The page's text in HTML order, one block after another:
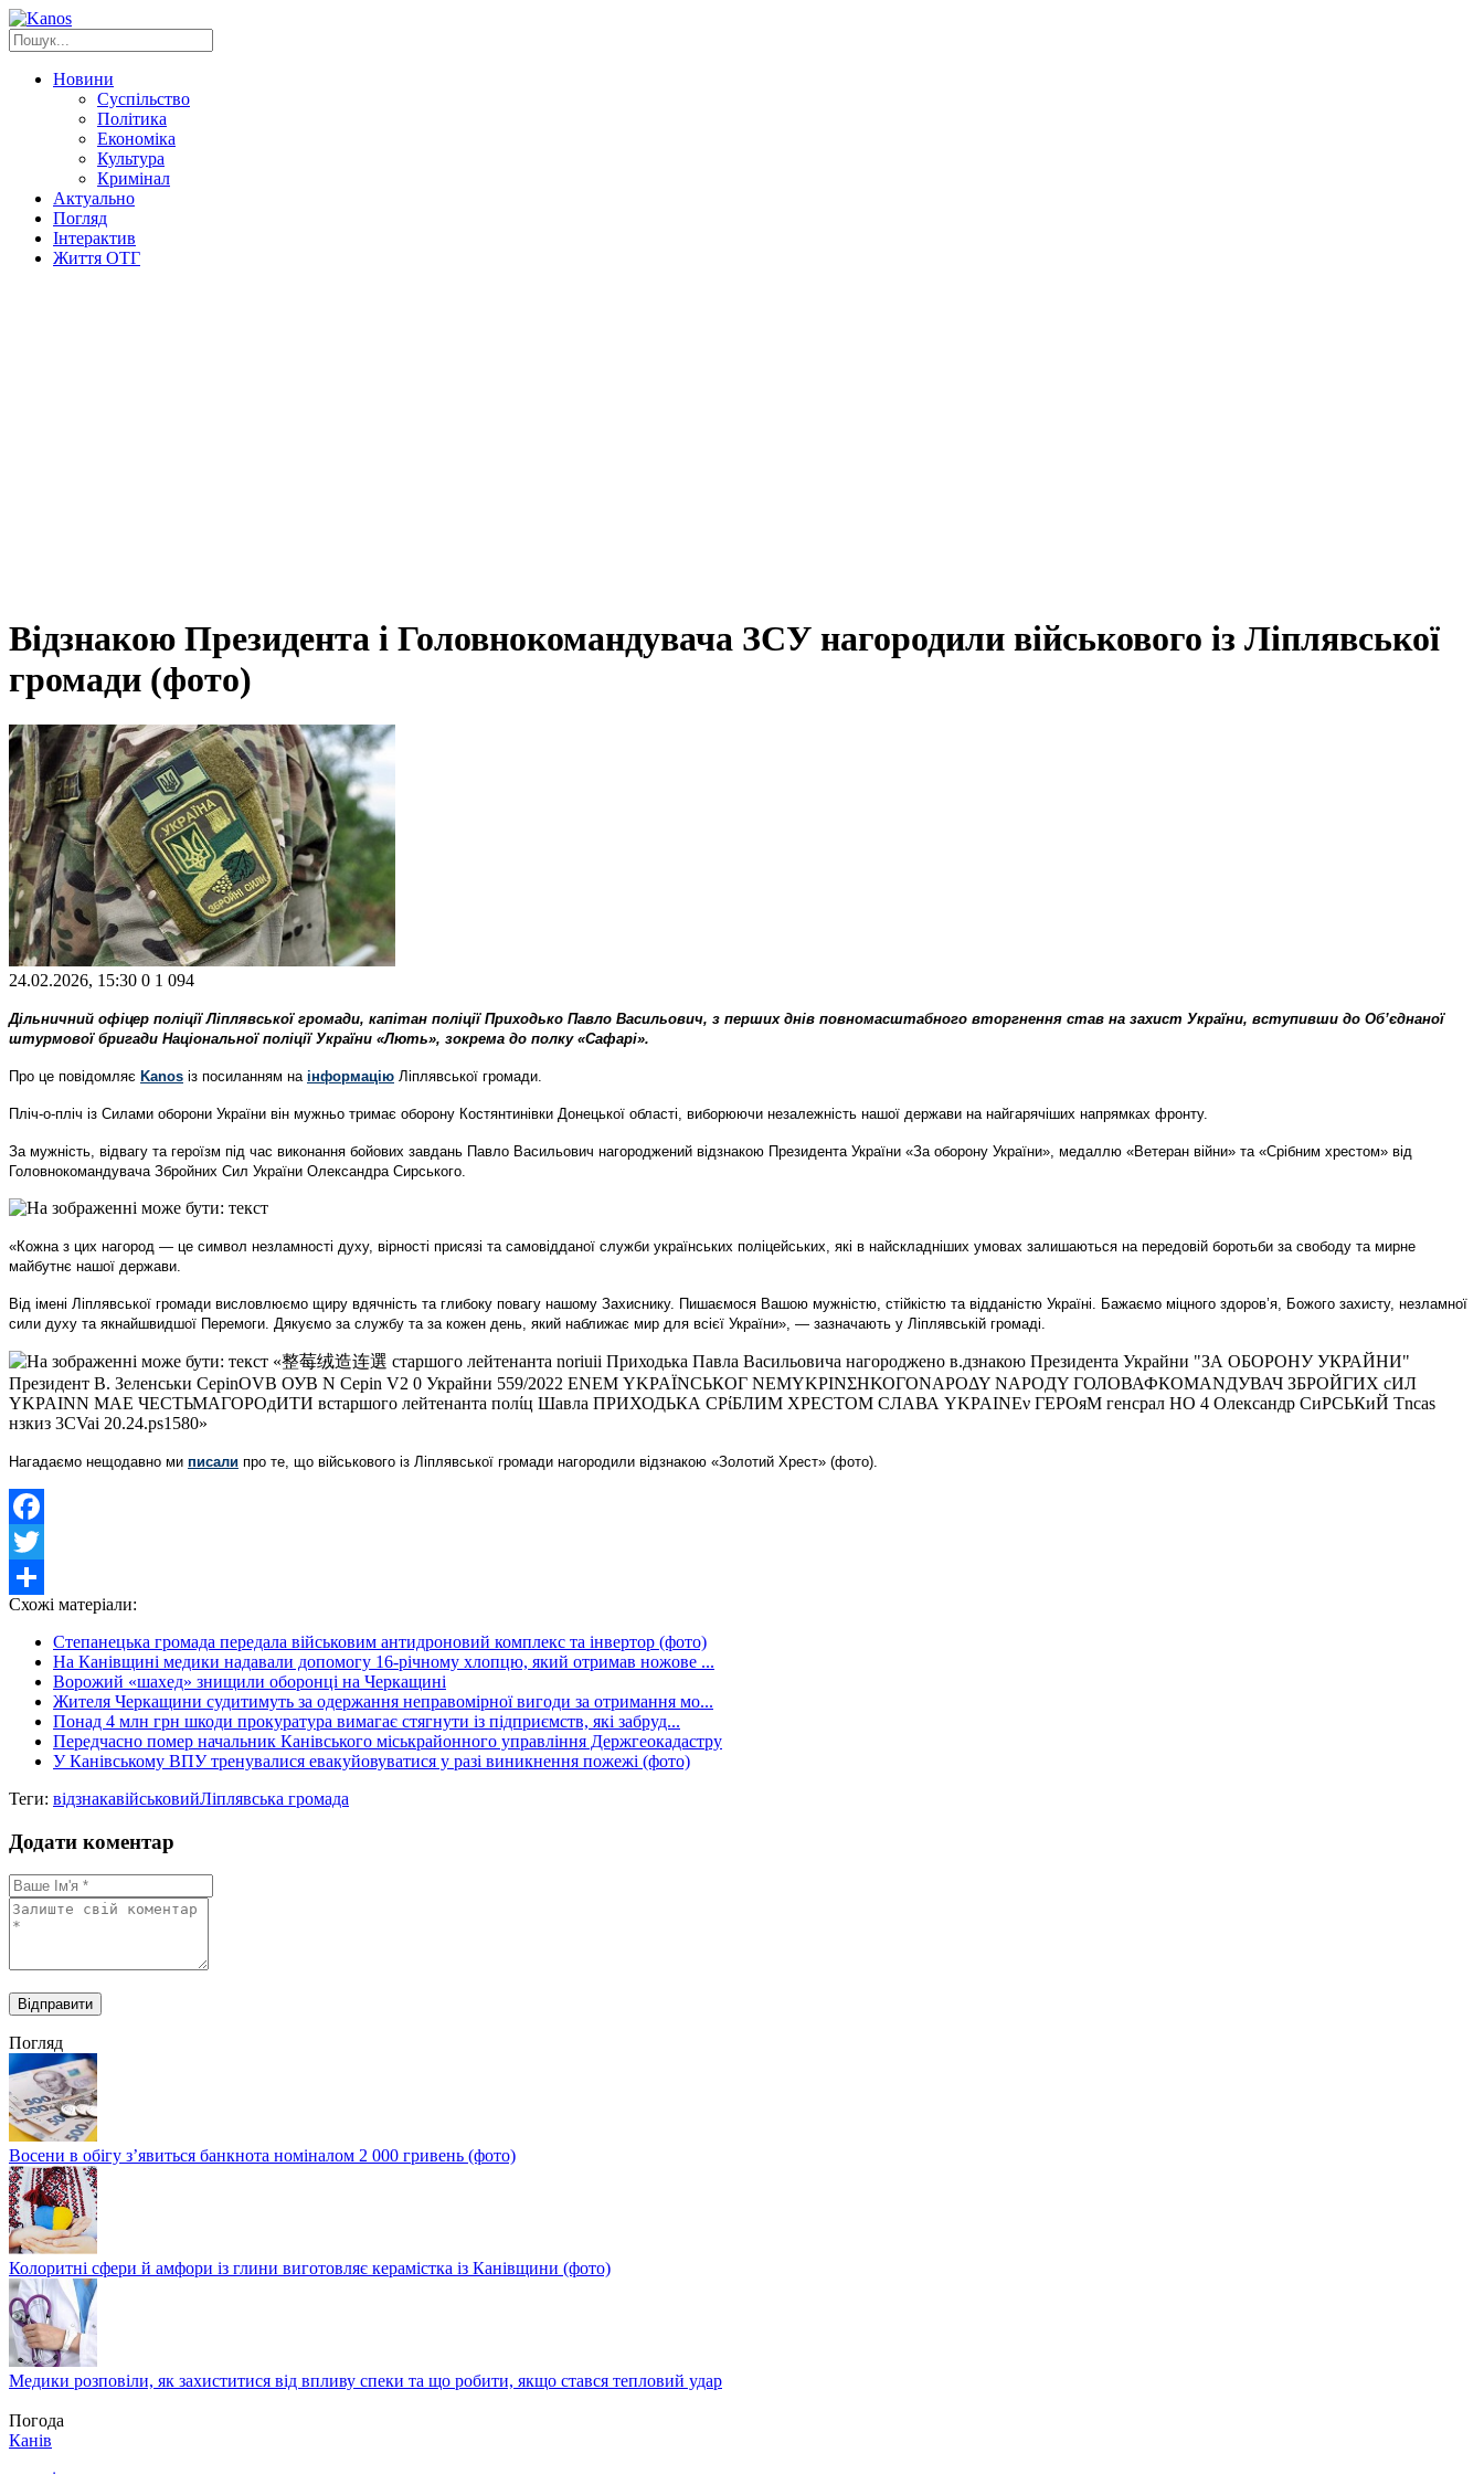
Новини
Суспільство
Політика
Економіка
Культура
Кримінал
Актуально
Погляд
Інтерактив
Життя ОТГ
Відзнакою Президента і Головнокомандувача ЗСУ нагородили військового із Ліплявської
громади (фото)
24.02.2026, 15:30 0 1 094
Дільничний офіцер поліції Ліплявської громади, капітан поліції Приходько Павло Васильович, з перших днів повномасштабного вторгнення став на захист України, вступивши до Об’єднаної
штурмової бригади Національної поліції України «Лють», зокрема до полку «Сафарі».
Про це повідомляє Kanos із посиланням на інформацію Ліплявської громади.
Пліч-о-пліч із Силами оборони України він мужньо тримає оборону Костянтинівки Донецької області, виборюючи незалежність нашої держави на найгарячіших напрямках фронту.
За мужність, відвагу та героїзм під час виконання бойових завдань Павло Васильович нагороджений відзнакою Президента України «За оборону України», медаллю «Ветеран війни» та «Срібним хрестом» від
Головнокомандувача Збройних Сил України Олександра Сирського.
«Кожна з цих нагород — це символ незламності духу, вірності присязі та самовідданої служби українських поліцейських, які в найскладніших умовах залишаються на передовій боротьби за свободу та мирне
майбутнє нашої держави.
Від імені Ліплявської громади висловлюємо щиру вдячність та глибоку повагу нашому Захиснику. Пишаємося Вашою мужністю, стійкістю та відданістю Україні. Бажаємо міцного здоров’я, Божого захисту, незламної
сили духу та якнайшвидшої Перемоги. Дякуємо за службу та за кожен день, який наближає мир для всієї України», — зазначають у Ліплявській громаді.
Нагадаємо нещодавно ми писали про те, що військового із Ліплявської громади нагородили відзнакою «Золотий Хрест» (фото).
Facebook
Twitter
Share
Схожі матеріали:
Степанецька громада передала військовим антидроновий комплекс та інвертор (фото)
На Канівщині медики надавали допомогу 16-річному хлопцю, який отримав ножове ...
Ворожий «шахед» знищили оборонці на Черкащині
Жителя Черкащини судитимуть за одержання неправомірної вигоди за отримання мо...
Понад 4 млн грн шкоди прокуратура вимагає стягнути із підприємств, які забруд...
Передчасно помер начальник Канівського міськрайонного управління Держгеокадастру
У Канівському ВПУ тренувалися евакуйовуватися у разі виникнення пожежі (фото)
Теги: відзнакавійськовийЛіплявська громада
Додати коментар
Погляд
Восени в обігу з’явиться банкнота номіналом 2 000 гривень (фото)
Колоритні сфери й амфори із глини виготовляє керамістка із Канівщини (фото)
Медики розповіли, як захиститися від впливу спеки та що робити, якщо стався тепловий удар
Погода
Канів